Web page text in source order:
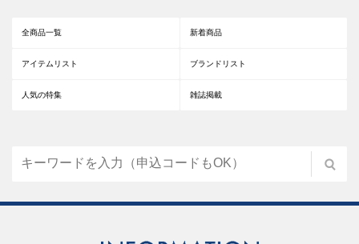
全商品一覧 新着商品
アイテムリスト ブランドリスト
人気の特集 雑誌掲載